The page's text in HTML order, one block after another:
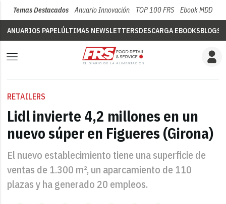
Temas Destacados Anuario Innovación TOP 100 FRS Ebook MDD
ANUARIOS PAPELÚLTIMAS NEWSLETTERSDESCARGA EBOOKSBLOGS
RETAILERS
Lidl invierte 4,2 millones en un
nuevo súper en Figueres (Girona)
El nuevo establecimiento tiene una superficie de
ventas de 1.300 m², un aparcamiento de 110
plazas y ha generado 20 empleos.